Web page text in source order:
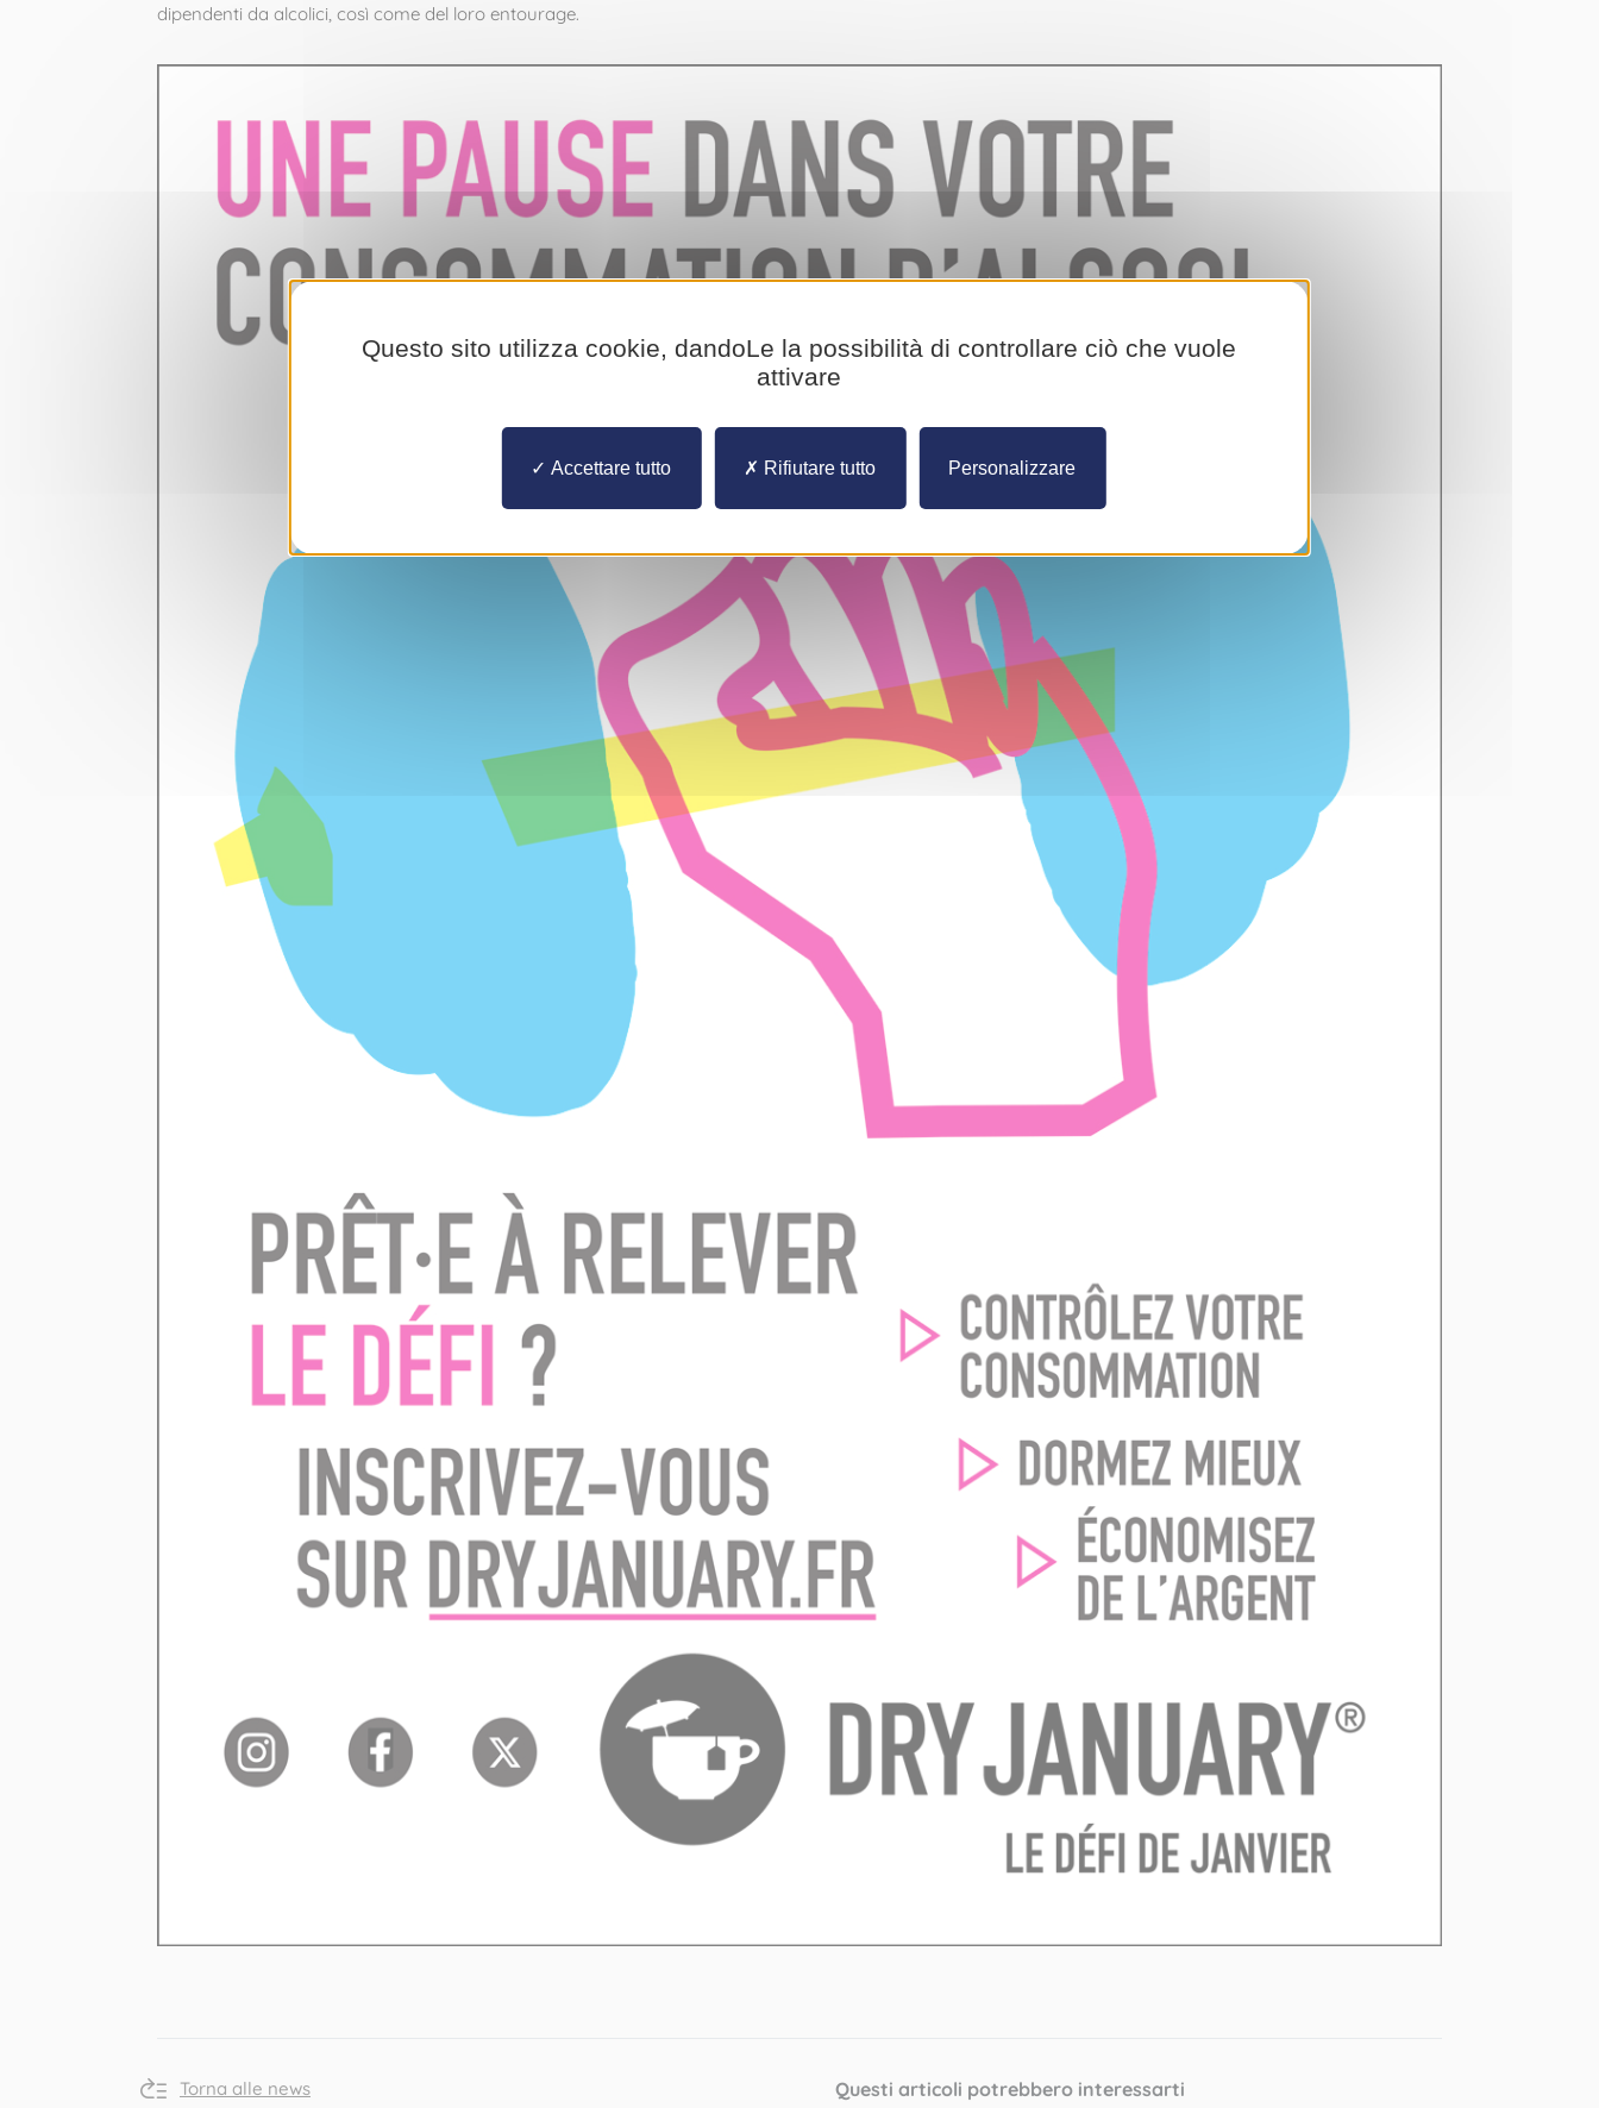
dipendenti da alcolici, così come del loro entourage.
Torna alle news Questi articoli potrebbero interessarti
Questo sito utilizza cookie, dandoLe la possibilità di controllare ciò che vuole
attivare
Accettare tutto Rifiutare tutto Personalizzare